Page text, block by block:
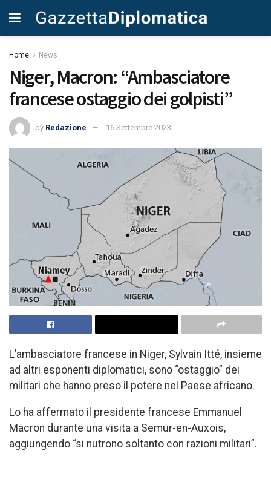
Home News
Niger, Macron: “Ambasciatore
francese ostaggio dei golpisti”
by Redazione 16 Settembre 2023
L’ambasciatore francese in Niger, Sylvain Itté, insieme
ad altri esponenti diplomatici, sono “ostaggio” dei
militari che hanno preso il potere nel Paese africano.
Lo ha affermato il presidente francese Emmanuel
Macron durante una visita a Semur-en-Auxois,
aggiungendo “si nutrono soltanto con razioni militari”.